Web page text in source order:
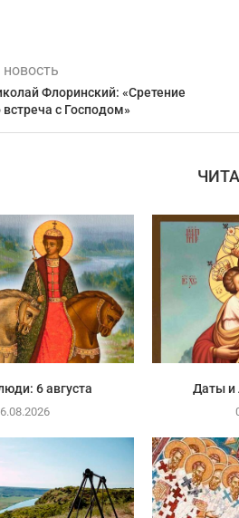
Флоринский: «Сретение
встреча с Господом»
6 августа Даты и